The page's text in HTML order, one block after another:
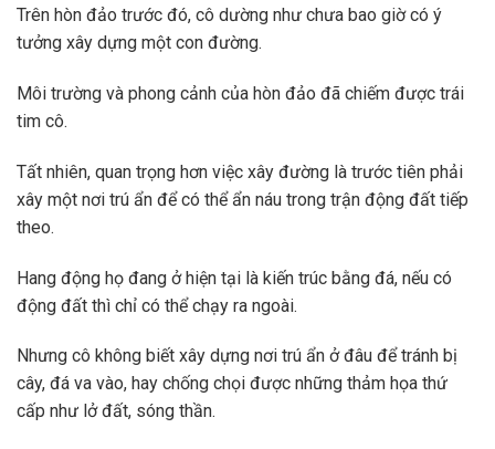
Trên hòn đảo trước đó, cô dường như chưa bao giờ có ý
tưởng xây dựng một con đường.
Môi trường và phong cảnh của hòn đảo đã chiếm được trái
tim cô.
Tất nhiên, quan trọng hơn việc xây đường là trước tiên phải
xây một nơi trú ẩn để có thể ẩn náu trong trận động đất tiếp
theo.
Hang động họ đang ở hiện tại là kiến ​​trúc bằng đá, nếu có
động đất thì chỉ có thể chạy ra ngoài.
Nhưng cô không biết xây dựng nơi trú ẩn ở đâu để tránh bị
cây, đá va vào, hay chống chọi được những thảm họa thứ
cấp như lở đất, sóng thần.